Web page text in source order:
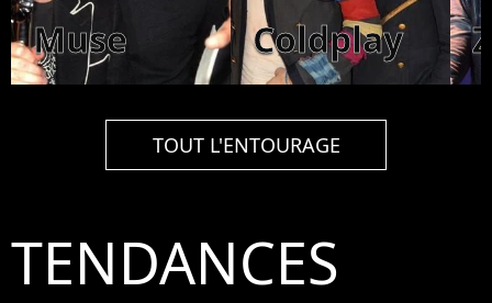
Muse Coldplay
TOUT L'ENTOURAGE
TENDANCES